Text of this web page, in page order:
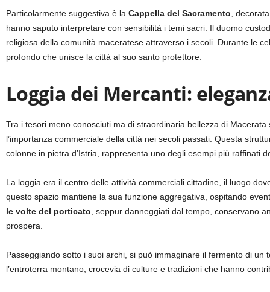
Particolarmente suggestiva è la Cappella del Sacramento ,
hanno saputo interpretare con sensibilità i temi sacri. Il duomo
religiosa della comunità maceratese attraverso i secoli. Durante le
profondo che unisce la città al suo santo protettore.
Loggia dei Mercanti:
Tra i tesori meno conosciuti ma di straordinaria bellezza di
l’importanza commerciale della città nei secoli passati. Questa
colonne in pietra d’Istria, rappresenta uno degli esempi più raffinati
La loggia era il centro delle attività commerciali cittadine, il luogo
questo spazio mantiene la sua funzione aggregativa, ospitando
le volte del porticato , seppur danneggiati dal tempo, conservano
prospera.
Passeggiando sotto i suoi archi, si può immaginare il fermento di
l’entroterra montano, crocevia di culture e tradizioni che hanno